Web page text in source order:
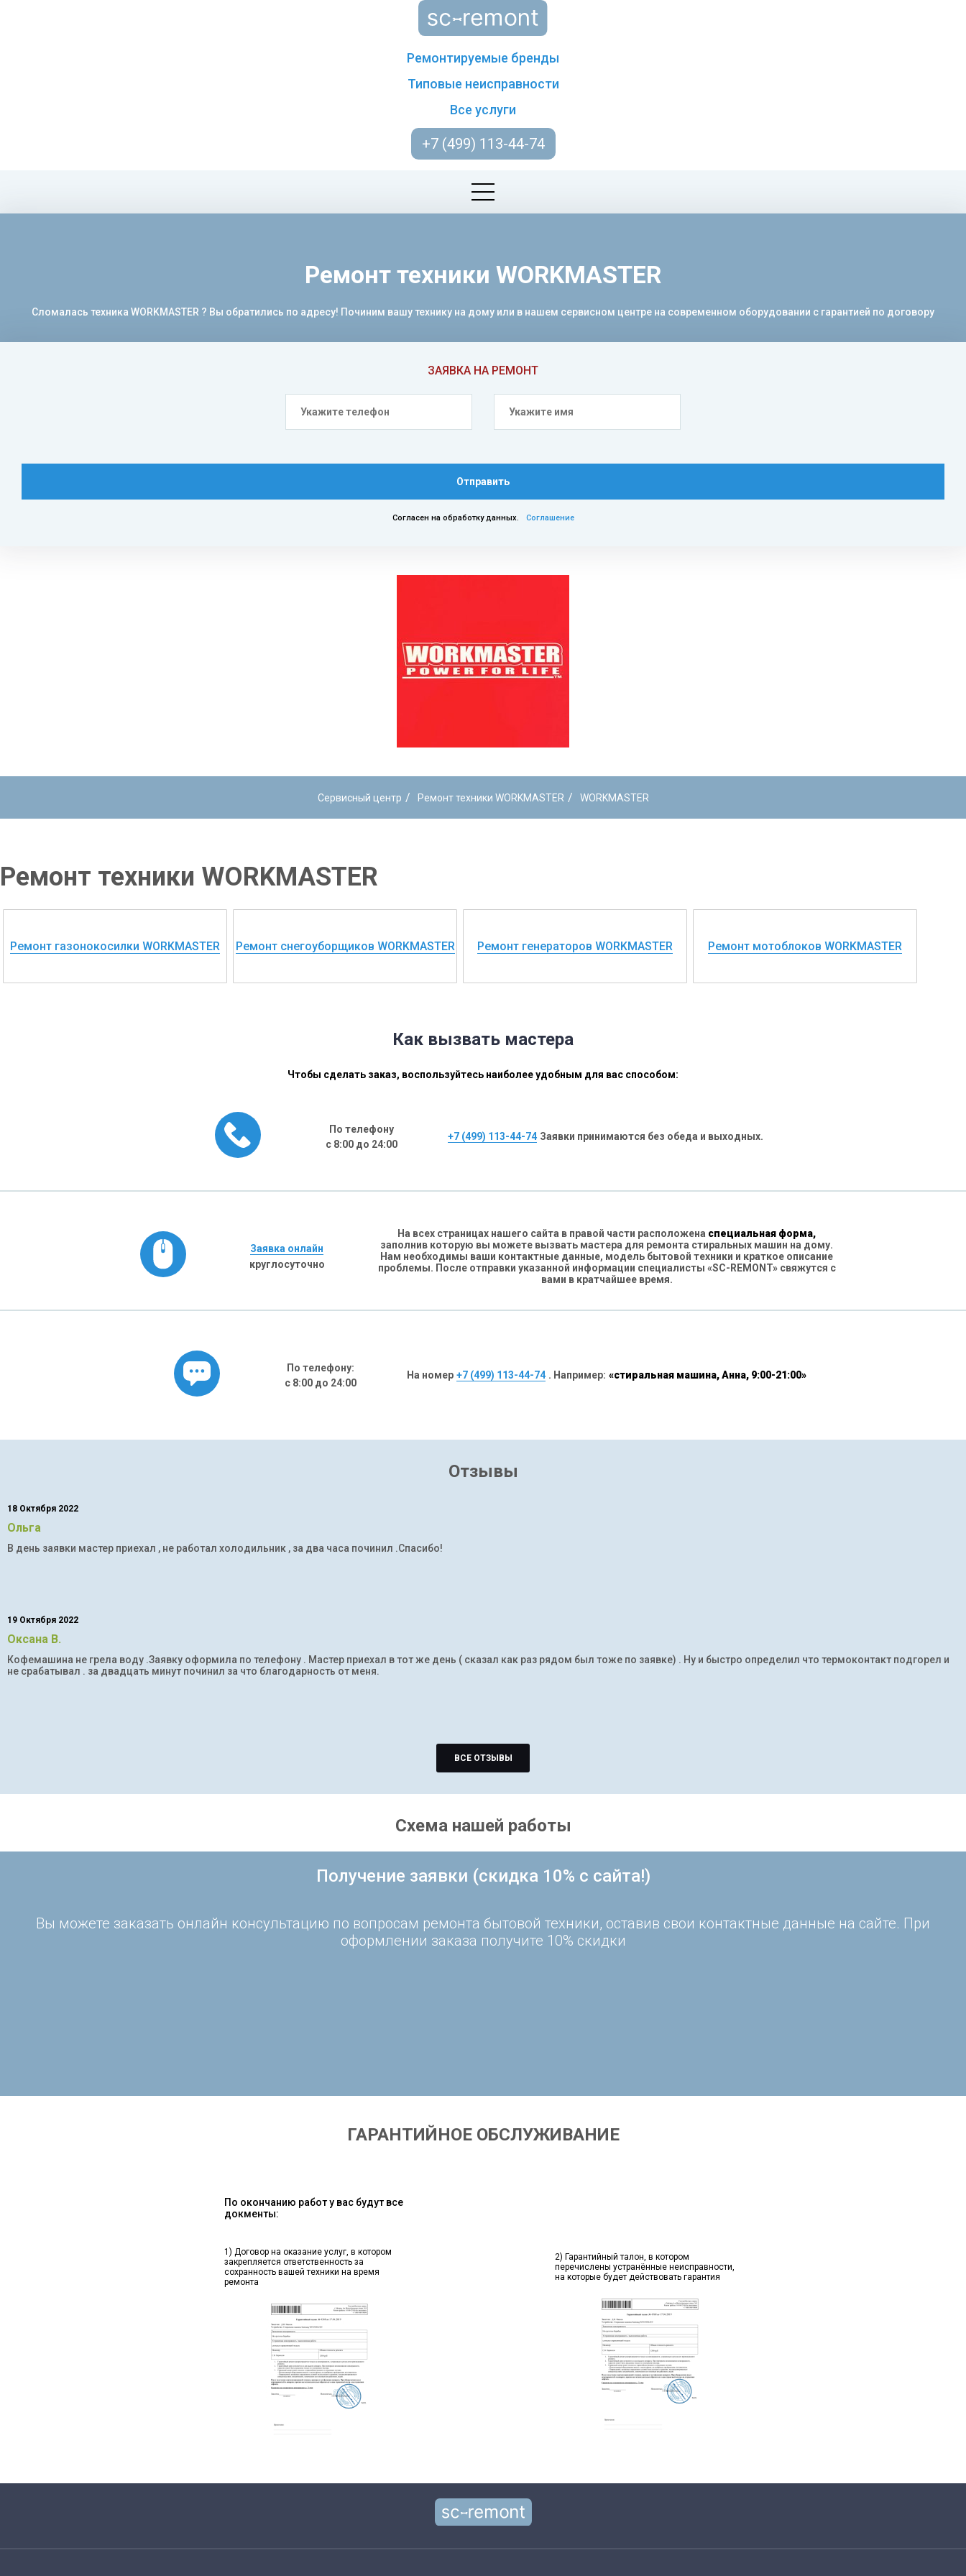
Ремонтируемые бренды
Типовые неисправности
Все услуги
+7 (499) 113-44-74
ЗАЯВКА НА РЕМОНТ
Отправить
Согласен на обработку данных. Соглашение
Ремонт техники WORKMASTER
Сломалась техника WORKMASTER ? Вы обратились по адресу! Починим вашу технику на дому или в нашем сервисном центре на современном оборудовании с гарантией по договору
Сервисный центр / Ремонт техники WORKMASTER / WORKMASTER
Ремонт техники WORKMASTER
Ремонт газонокосилки WORKMASTER Ремонт снегоуборщиков WORKMASTER Ремонт генераторов WORKMASTER Ремонт мотоблоков WORKMASTER
Как вызвать мастера
Чтобы сделать заказ, воспользуйтесь наиболее удобным для вас способом:
По телефону
с 8:00 до 24:00
+7 (499) 113-44-74 Заявки принимаются без обеда и выходных.
Заявка онлайн
круглосуточно
На всех страницах нашего сайта в правой части расположена специальная форма,
заполнив которую вы можете вызвать мастера для ремонта стиральных машин на дому.
Нам необходимы ваши контактные данные, модель бытовой техники и краткое описание
проблемы. После отправки указанной информации специалисты «SC-REMONT» свяжутся с
вами в кратчайшее время.
По телефону:
с 8:00 до 24:00
На номер +7 (499) 113-44-74 . Например: «стиральная машина, Анна, 9:00-21:00»
Отзывы
18 Октября 2022
Ольга
В день заявки мастер приехал , не работал холодильник , за два часа починил .Спасибо!
19 Октября 2022
Оксана В.
Кофемашина не грела воду .Заявку оформила по телефону . Мастер приехал в тот же день ( сказал как раз рядом был тоже по заявке) . Ну и быстро определил что термоконтакт подгорел и
не срабатывал . за двадцать минут починил за что благодарность от меня.
ВСЕ ОТЗЫВЫ
Схема нашей работы
Получение заявки (скидка 10% с сайта!)
Вы можете заказать онлайн консультацию по вопросам ремонта бытовой техники, оставив свои контактные данные на сайте. При
оформлении заказа получите 10% скидки
ГАРАНТИЙНОЕ ОБСЛУЖИВАНИЕ
По окончанию работ у вас будут все
докменты:
1) Договор на оказание услуг, в котором
закрепляется ответственность за
сохранность вашей техники на время
ремонта
2) Гарантийный талон, в котором
перечислены устранённые неисправности,
на которые будет действовать гарантия